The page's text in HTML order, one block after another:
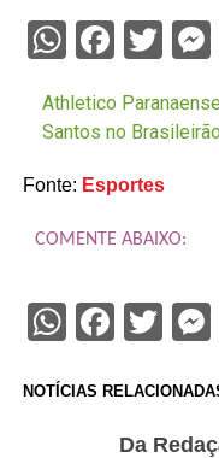
Athletico
Santos no Brasileirão
Fonte: Esportes
COMENTE ABAIXO:
NOTÍCIAS
Da